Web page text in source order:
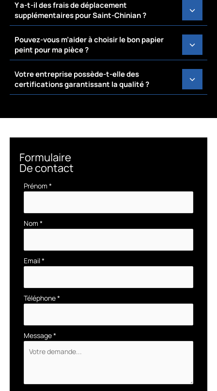
Y a-t-il des frais de déplacement
supplémentaires pour Saint-Chinian ?
Pouvez-vous m’aider à choisir le bon papier
peint pour ma pièce ?
Votre entreprise possède-t-elle des
certifications garantissant la qualité ?
Formulaire
De contact
Formulaire
Prénom *
Nom *
Email*
Téléphone*
Message*